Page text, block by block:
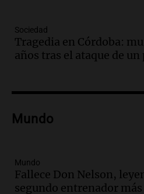
Audio.
con fractura de
Rosa
Panorama Federal
Audio.Amaycha del
con nueva tecnología
Audio.
aumentan tarifas del
Aires desde agosto
Sociedad
Tragedia en Córdoba:
años tras el ataque de
Mundo
Mundo
Fallece Don Nelson,
segundo entrenador